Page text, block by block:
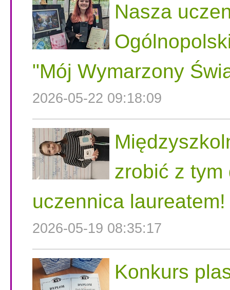
Nasza
"Mój Wymarzony
2026-05-22 09:18:09
zrobić z tym
uczennica laureatem!
2026-05-19 08:35:17
Konkurs